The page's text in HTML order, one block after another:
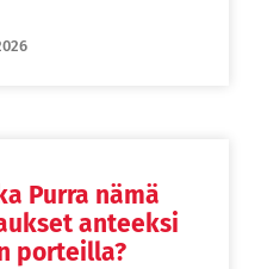
Purra nämä
anteeksi
porteilla?